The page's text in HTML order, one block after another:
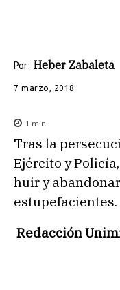
Por: Heber Zabaleta
7 marzo, 2018
1 min.
Tras la
Ejército y
huir y
estupefacientes.
Redacción